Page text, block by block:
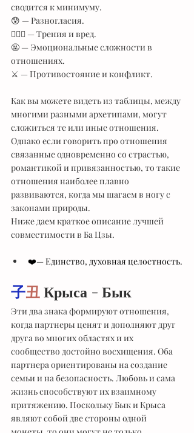
сводится к минимуму.
😰 — Разногласия.
🤦🏻‍♀️ — Трения и вред.
🤬 — Эмоциональные сложности в
отношениях.
⚔️ — Противостояние и конфликт.
Как вы можете видеть из таблицы, между
многими разными архетипами, могут
сложиться те или иные отношения.
Однако если говорить про отношения
связанные одновременно со страстью,
романтикой и привязанностью, то такие
отношения наиболее плавно
развиваются, когда мы шагаем в ногу с
законами природы.
Ниже даем краткое описание лучшей
совместимости в Ба Цзы.
❤️— Единство, духовная целостность.
子丑 Крыса - Бык
Эти два знака формируют отношения,
когда партнеры ценят и дополняют друг
друга во многих областях и их
сообщество достойно восхищения. Оба
партнера ориентированы на создание
семьи и на безопасность. Любовь и сама
жизнь способствуют их взаимному
притяжению. Поскольку Бык и Крыса
являют собой две стороны одной